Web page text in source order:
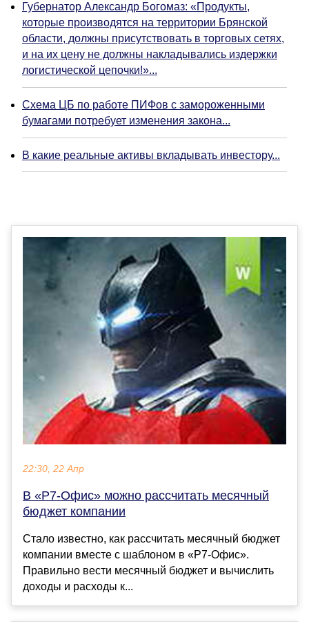
Губернатор Александр Богомаз: «Продукты,
которые производятся на территории Брянской
области, должны присутствовать в торговых сетях,
и на их цену не должны накладывались издержки
логистической цепочки!»...
Схема ЦБ по работе ПИФов с замороженными
бумагами потребует изменения закона...
В какие реальные активы вкладывать инвестору...
22:30, 22 Апр
В «Р7-Офис» можно рассчитать месячный
бюджет компании
Стало известно, как рассчитать месячный бюджет
компании вместе с шаблоном в «Р7-Офис».
Правильно вести месячный бюджет и вычислить
доходы и расходы к...